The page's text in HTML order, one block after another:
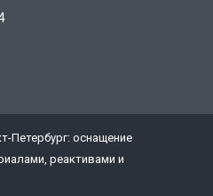
Петербург: оснащение
реактивами и